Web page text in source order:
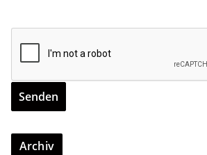
Archiv